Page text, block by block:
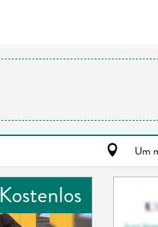
Um
Kostenlos